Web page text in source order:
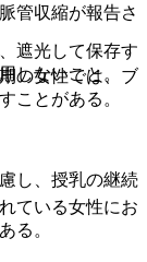
遮光して保存す
しないこと。
ている女性にお
る。
管収縮が報告さ
の女性では、ブ
ことがある。
し、授乳の継続